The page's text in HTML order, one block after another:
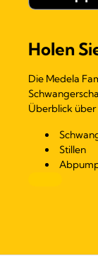
Holen
Die Medela
Überblick über
Stillen